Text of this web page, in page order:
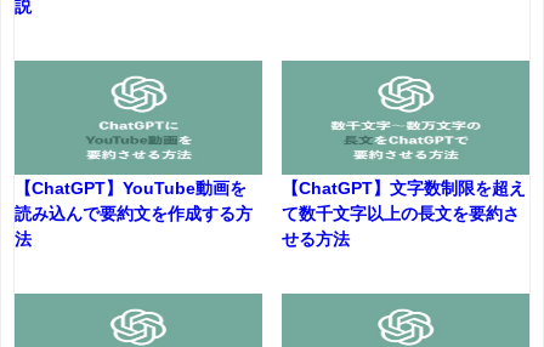
説
【ChatGPT】YouTube動画を
読み込んで要約文を作成する方
法
【ChatGPT】文字数制限を超え
て数千文字以上の長文を要約さ
せる方法